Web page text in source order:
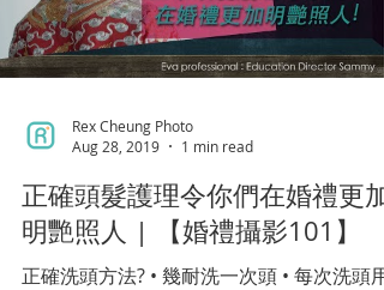
Rex Cheung Photo
Aug 28, 2019
1 min read
正確頭髮護理令你們在婚禮更加
明艷照人 | 【婚禮攝影101】
正確洗頭方法? • 幾耐洗一次頭 • 每次洗頭用